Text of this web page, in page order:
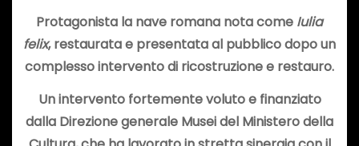
Protagonista la nave romana nota come Iulia
felix, restaurata e presentata al pubblico dopo un
complesso intervento di ricostruzione e restauro.
Un intervento fortemente voluto e finanziato
dalla Direzione generale Musei del Ministero della